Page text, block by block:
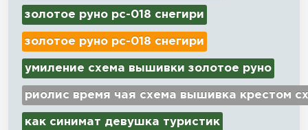
золотое руно рс-018 снегири
золотое руно рс-018 снегири
умиление схема вышивки золотое руно
риолис время чая схема вышивка крестом
как синимат девушка туристик